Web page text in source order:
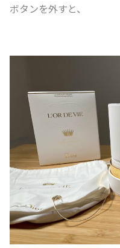
ボタンを外すと、